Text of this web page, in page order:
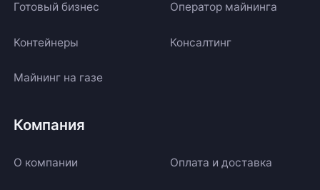
Готовый бизнес
Контейнеры
Майнинг на газе
Оператор майнинга
Консалтинг
Компания
О компании Оплата и доставка